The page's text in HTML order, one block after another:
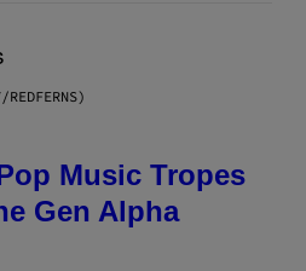
REDFERNS)
Music Tropes
Gen Alpha